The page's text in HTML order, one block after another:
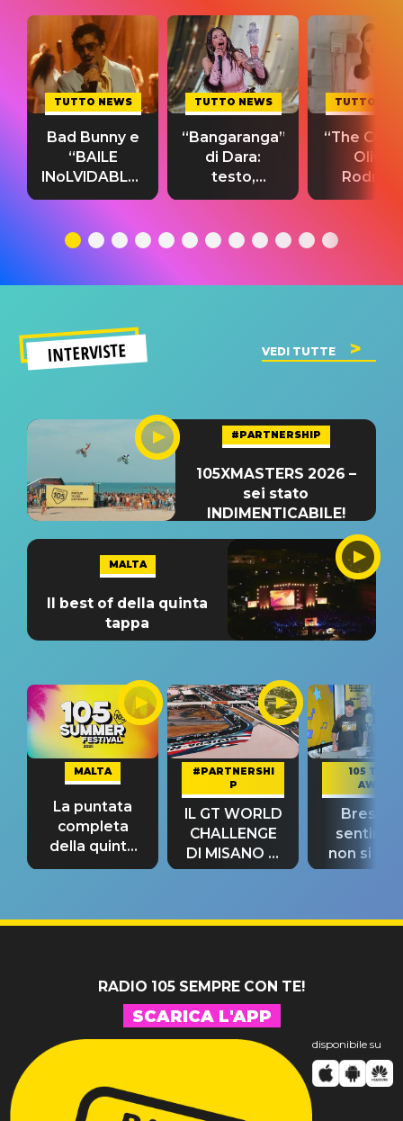
TUTTO NEWS
Bad Bunny e
“BAILE
INoLVIDABLE”:
testo,
significato
TUTTO NEWS
“Bangaranga”
di Dara:
testo,
traduzione e
del singolo
TUTTO
“The
Olivia
testo,
INTERVISTE VEDI TUTTE
#PARTNERSHIP
105XMASTERS 2026 –
sei stato
INDIMENTICABILE!
MALTA
Il best of della quinta
tappa
MALTA
La puntata
completa
della quinta
tappa
#PARTNERSHI
P
IL GT WORLD
CHALLENGE
DI MISANO si
riconferma
105 TAKE
AWAY
Bresh:
non si
fino alla
RADIO 105 SEMPRE CON TE!
SCARICA L'APP
disponibile su